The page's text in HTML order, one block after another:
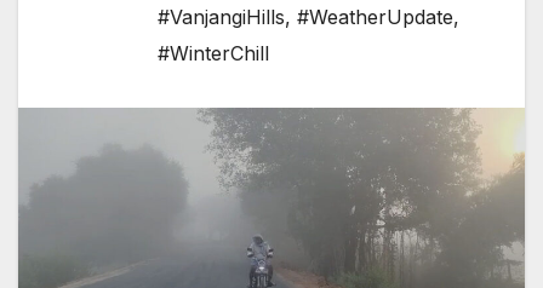
#VanjangiHills, #WeatherUpdate,
#WinterChill